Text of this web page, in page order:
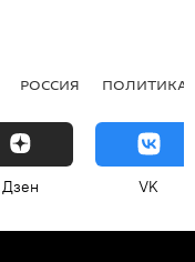
РОССИЯ ПОЛИТИКА
Дзен VK